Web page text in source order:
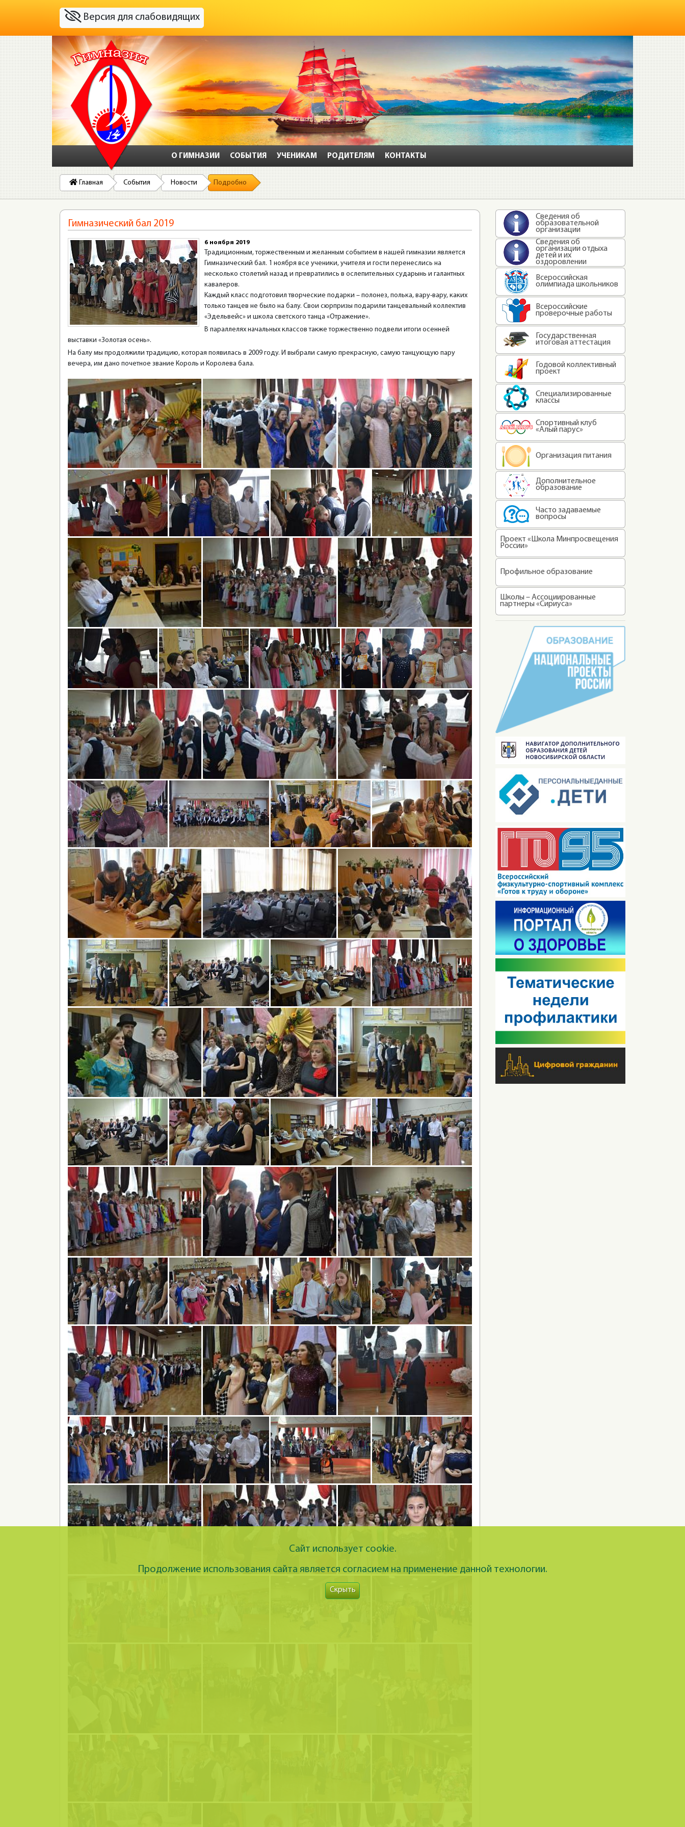
Версия для слабовидящих
О ГИМНАЗИИ СОБЫТИЯ УЧЕНИКАМ РОДИТЕЛЯМ КОНТАКТЫ
Главная События Новости Подробно
Гимназический бал 2019
6 ноября 2019
Традиционным, торжественным и желанным событием в нашей гимназии является
Гимназический бал. 1 ноября все ученики, учителя и гости перенеслись на
несколько столетий назад и превратились в ослепительных сударынь и галантных
кавалеров.
Каждый класс подготовил творческие подарки – полонез, полька, вару-вару, каких
только танцев не было на балу. Свои сюрпризы подарили танцевальный коллектив
«Эдельвейс» и школа светского танца «Отражение».
В параллелях начальных классов также торжественно подвели итоги осенней
выставки «Золотая осень».
На балу мы продолжили традицию, которая появилась в 2009 году. И выбрали самую прекрасную, самую танцующую пару
вечера, им дано почетное звание Король и Королева бала.
Сведения об
образовательной
организации
Сведения об
организации отдыха
детей и их
оздоровлении
Всероссийская
олимпиада школьников
Всероссийские
проверочные работы
Государственная
итоговая аттестация
Годовой коллективный
проект
Специализированные
классы
Спортивный клуб
«Алый парус»
Организация питания
Дополнительное
образование
Часто задаваемые
вопросы
Проект «Школа Минпросвещения
России»
Профильное образование
Школы – Ассоциированные
партнеры «Сириуса»
Сайт использует cookie.
Продолжение использования сайта является согласием на применение данной технологии.
Скрыть